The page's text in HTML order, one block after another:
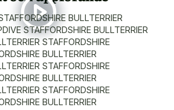
BULLTERRIER
STAFFORDSHIRE BULLTERRIER
STAFFORDSHIRE
BULLTERRIER
STAFFORDSHIRE
BULLTERRIER
STAFFORDSHIRE
BULLTERRIER